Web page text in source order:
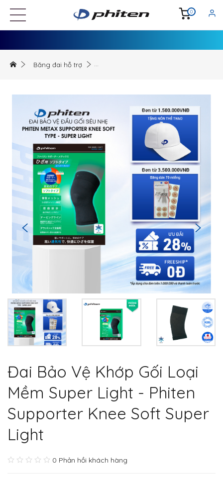
0
Băng đai hỗ trợ
Đai Bảo Vệ Khớp Gối Loại
Mềm Super Light - Phiten
Supporter Knee Soft Super
Light
0 Phản hồi khách hàng